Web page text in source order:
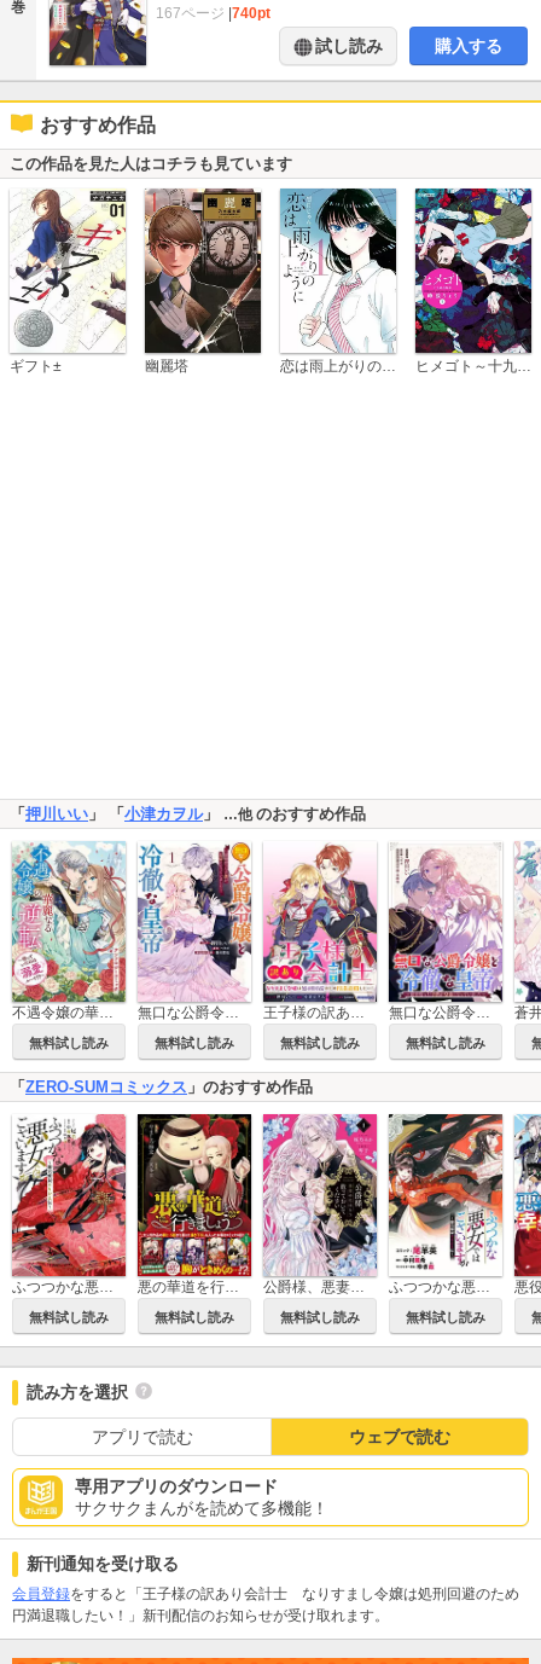
巻
167ページ |740pt
試し読み 購入する
おすすめ作品
この作品を見た人はコチラも見ています
ギフト± 幽麗塔 ヒメゴト～十九歳の制服～
「押川いい 」 「小津カヲル」 …他のおすすめ作品
不遇令嬢の華麗なる逆転 ～待っていたのは溺愛ルート!?～ アンソロジーコミック
無料試し読み
無口な公爵令嬢と冷徹な皇帝 ～前世拾った子供が皇帝になっていました～
無料試し読み
王子様の訳あり会計士 なりすまし令嬢は処刑回避のため円満退職したい！ 【連載版】
無料試し読み
無口な公爵令嬢と冷徹な皇帝～前世拾った子供が皇帝になっていました～ 連載版
無料試し読み
「 ZERO-SUMコミックス 」のおすすめ作品
ふつつかな悪女ではございますが ～雛宮蝶鼠とりかえ伝～
無料試し読み
悪の華道を行きましょう【コミックス版】
無料試し読み
公爵様、悪妻の私はもう放っておいてください
無料試し読み
ふつつかな悪女ではございますが ～雛宮蝶鼠とりかえ伝～ 連載版
無料試し読み
読み方を選択
アプリで読む ウェブで読む
専用アプリのダウンロード
サクサクまんがを読めて多機能！
新刊通知を受け取る
会員登録をすると「王子様の訳あり会計士 なりすまし令嬢は処刑回避のため
円満退職したい！」新刊配信のお知らせが受け取れます。